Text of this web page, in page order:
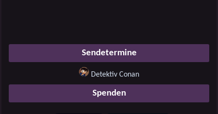
Sendetermine
Detektiv Conan
Spenden